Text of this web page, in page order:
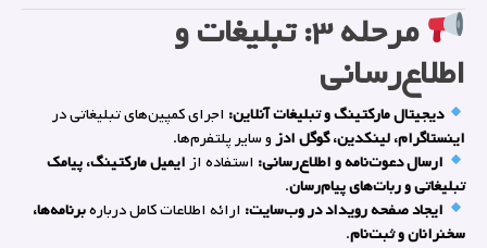
مرحله ۳: تبلیغات و
اطلاع‌رسانی
دیجیتال مارکتینگ و تبلیغات آنلاین: اجرای کمپین‌های تبلیغاتی در
اینستاگرام، لینکدین، گوگل ادزو سایر پلتفرم‌ها.
ارسال دعوت‌نامه و اطلاع‌رسانی: استفاده ازایمیل مارکتینگ، پیامک
تبلیغاتی و ربات‌های پیام‌رسان.
ایجاد صفحه رویداد در وب‌سایت: ارائه اطلاعات کامل دربارهبرنامه‌ها،
سخنرانان و ثبت‌نام.